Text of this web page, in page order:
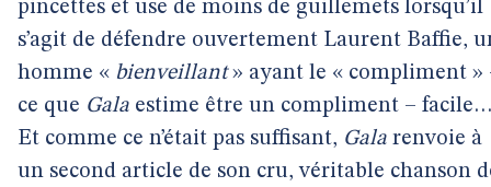
pincettes et use de moins de guillemets lorsqu’il
s’agit de défendre ouvertement Laurent Baffie,
homme « bienveillant» ayant le « compliment »
ce que Gala estime être un compliment –
Et comme ce n’était pas suffisant, Gala renvoie à
un second article de son cru, véritable chanson